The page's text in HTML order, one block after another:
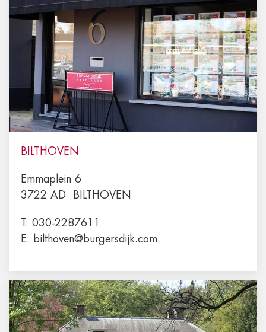
BILTHOVEN
Emmaplein 6
3722 AD
BILTHOVEN
T: 030-2287611
E:
bilthoven@burgersdijk.com